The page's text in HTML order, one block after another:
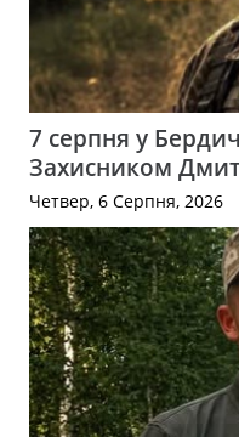
7 серпня у
Захисником
Четвер, 6 Серпня, 2026